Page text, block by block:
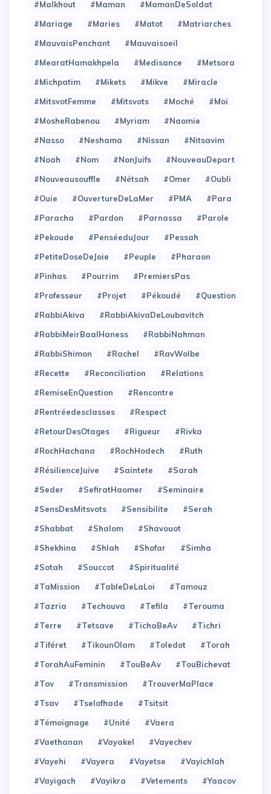
#Malkhout #Maman
#MamanDeSoldat
#Mariage
#Maries #Matot
#Matriarches
#MauvaisPenchant
#Mauvaisoeil
#MearatHamakhpela
#Medisance
#Metsora
#Michpatim
#Mikets #Mikve
#Miracle
#MitsvotFemme
#Mitsvots #Moché
#Moi
#MosheRabenou
#Myriam
#Naomie
#Nasso
#Neshama #Nissan
#Nitsavim
#Noah
#Nom #NonJuifs
#NouveauDepart
#Nouveausouffle
#Nétsah #Omer
#Oubli
#Ouie
#OuvertureDeLaMer #PMA
#Para
#Paracha
#Pardon #Parnassa
#Parole
#Pekoude
#PenséeduJour
#Pessah
#PetiteDoseDeJoie
#Peuple
#Pharaon
#Pinhas
#Pourrim
#PremiersPas
#Professeur
#Projet #Pékoudé
#Question
#RabbiAkiva
#RabbiAkivaDeLoubavitch
#RabbiMeirBaalHaness
#RabbiNahman
#RabbiShimon
#Rachel
#RavWolbe
#Recette
#Reconciliation
#Relations
#RemiseEnQuestion
#Rencontre
#Rentréedesclasses
#Respect
#RetourDesOtages
#Rigueur
#Rivka
#RochHachana
#RochHodech
#Ruth
#RésilienceJuive
#Saintete
#Sarah
#Seder
#SefiratHaomer
#Seminaire
#SensDesMitsvots
#Sensibilite
#Serah
#Shabbat
#Shalom
#Shavouot
#Shekhina
#Shlah #Shofar
#Simha
#Sotah
#Souccot
#Spiritualité
#TaMission
#TableDeLaLoi
#Tamouz
#Tazria
#Techouva #Tefila
#Terouma
#Terre
#Tetsave #TichaBeAv
#Tichri
#Tiféret
#TikounOlam #Toledot
#Torah
#TorahAuFeminin
#TouBeAv
#TouBichevat
#Tov
#Transmission
#TrouverMaPlace
#Tsav
#Tselofhade
#Tsitsit
#Témoignage
#Unité
#Vaera
#Vaethanan
#Vayakel
#Vayechev
#Vayehi
#Vayera #Vayetse
#Vayichlah
#Vayigach
#Vayikra #Vetements
#Yaacov